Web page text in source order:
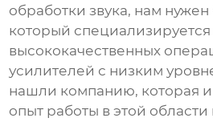
обработки звука, нам
который
высококачественных
усилителей с низким
нашли компанию, которая
опыт работы в этой